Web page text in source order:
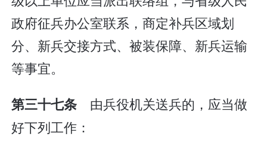
政府征兵办公室联系，商定补兵区域划
分、新兵交接方式、被装保障、新兵运输
等事宜。
第三十七条 由兵役机关送兵的，应当做
好下列工作：